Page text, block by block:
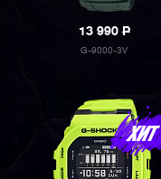
13 990P
G-9000-3V